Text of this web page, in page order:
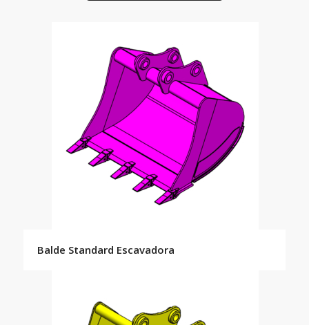
Balde Standard Escavadora